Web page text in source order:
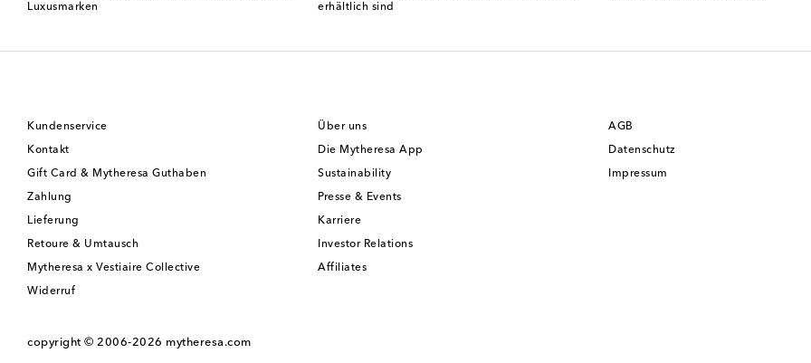
Luxusmarken
erhältlich sind
Kundenservice
Kontakt
Gift Card & Mytheresa Guthaben
Zahlung
Lieferung
Retoure & Umtausch
Mytheresa x Vestiaire Collective
Widerruf
Über uns
Die Mytheresa App
Sustainability
Presse & Events
Karriere
Investor Relations
Affiliates
AGB
Datenschutz
Impressum
copyright © 2006-2026 mytheresa.com